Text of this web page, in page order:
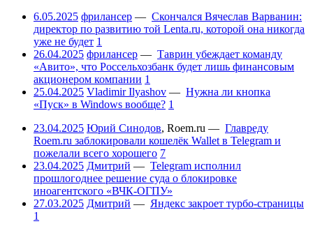
6.05.2025 фрилансер — Скончался Вячеслав Варванин:
директор по развитию той Lenta.ru, которой она никогда
уже не будет 1
26.04.2025 фрилансер — Таврин убеждает команду
«Авито», что Россельхозбанк будет лишь финансовым
акционером компании 1
25.04.2025 Vladimir Ilyashov — Нужна ли кнопка
«Пуск» в Windows вообще? 1
23.04.2025 Юрий Синодов, Roem.ru — Главреду
Roem.ru заблокировали кошелёк Wallet в Telegram и
пожелали всего хорошего 7
23.04.2025 Дмитрий — Telegram исполнил
прошлогоднее решение суда о блокировке
иноагентского «ВЧК-ОГПУ»
27.03.2025 Дмитрий — Яндекс закроет турбо-страницы
1